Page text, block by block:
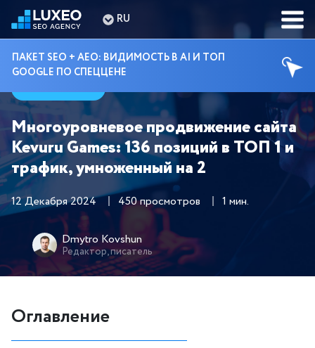
RU
ПАКЕТ SEO + AEO: ВИДИМОСТЬ В AI И ТОП
GOOGLE ПО СПЕЦЦЕНЕ
Кейсы
Многоуровневое продвижение сайта
Kevuru Games: 136 позиций в ТОП 1 и
трафик, умноженный на 2
12 Декабря 2024 450 просмотров 1 мин.
Dmytro Kovshun
Редактор, писатель
Оглавление